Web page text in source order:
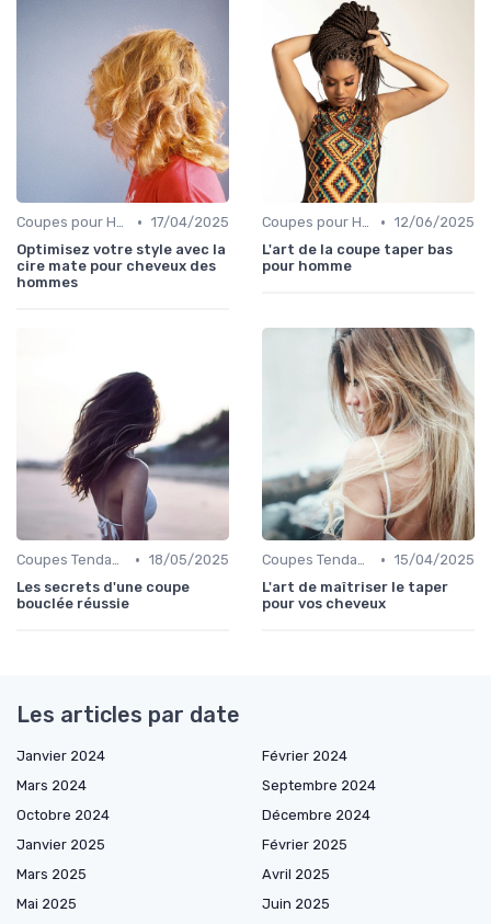
Coupes pour Hommes • 17/04/2025
Optimisez votre style avec la
cire mate pour cheveux des
hommes
Coupes pour Hommes • 12/06/2025
L'art de la coupe taper bas
pour homme
Coupes Tendance et Modernes • 18/05/2025
Les secrets d'une coupe
bouclée réussie
Coupes Tendance et Modernes • 15/04/2025
L'art de maîtriser le taper
pour vos cheveux
Les articles par date
Janvier 2024
Février 2024
Mars 2024
Septembre 2024
Octobre 2024
Décembre 2024
Janvier 2025
Février 2025
Mars 2025
Avril 2025
Mai 2025
Juin 2025